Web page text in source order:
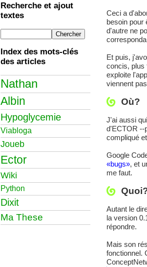
Ceci a
besoin pour
d'autre ne
Et puis,
concis, plus
exploite
viennent
Où?
J'ai aussi
d'ECTOR --
compliqué
Google
«bugs», et
me faut.
Autant le
la version
répondre.
Mais son
fonctionnel.
Recherche et ajout
textes
Index des mots-clés
des articles
Nathan
Albin
Hypoglycemie
Viabloga
Joueb
Ector
Wiki
Python
Dixit
Ma These